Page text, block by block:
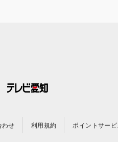
わせ 利用規約 ポイントサー